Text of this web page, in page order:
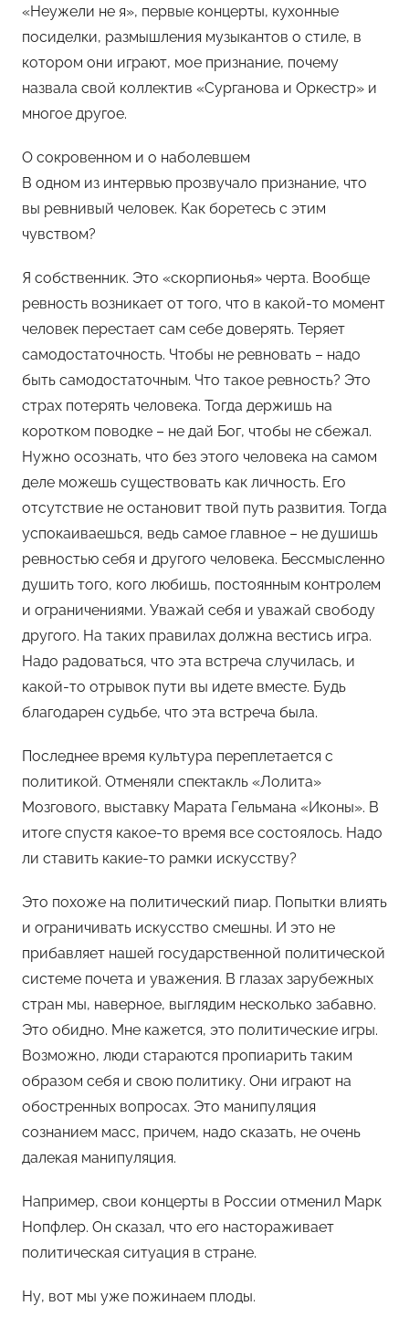
«Неужели не я», первые концерты, кухонные
посиделки, размышления музыкантов о стиле, в
котором они играют, мое признание, почему
назвала свой коллектив «Сурганова и Оркестр» и
многое другое.
О сокровенном и о наболевшем
В одном из интервью прозвучало признание, что
вы ревнивый человек. Как боретесь с этим
чувством?
Я собственник. Это «скорпионья» черта. Вообще
ревность возникает от того, что в какой-то момент
человек перестает сам себе доверять. Теряет
самодостаточность. Чтобы не ревновать – надо
быть самодостаточным. Что такое ревность? Это
страх потерять человека. Тогда держишь на
коротком поводке – не дай Бог, чтобы не сбежал.
Нужно осознать, что без этого человека на самом
деле можешь существовать как личность. Его
отсутствие не остановит твой путь развития. Тогда
успокаиваешься, ведь самое главное – не душишь
ревностью себя и другого человека. Бессмысленно
душить того, кого любишь, постоянным контролем
и ограничениями. Уважай себя и уважай свободу
другого. На таких правилах должна вестись игра.
Надо радоваться, что эта встреча случилась, и
какой-то отрывок пути вы идете вместе. Будь
благодарен судьбе, что эта встреча была.
Последнее время культура переплетается с
политикой. Отменяли спектакль «Лолита»
Мозгового, выставку Марата Гельмана «Иконы». В
итоге спустя какое-то время все состоялось. Надо
ли ставить какие-то рамки искусству?
Это похоже на политический пиар. Попытки влиять
и ограничивать искусство смешны. И это не
прибавляет нашей государственной политической
системе почета и уважения. В глазах зарубежных
стран мы, наверное, выглядим несколько забавно.
Это обидно. Мне кажется, это политические игры.
Возможно, люди стараются пропиарить таким
образом себя и свою политику. Они играют на
обостренных вопросах. Это манипуляция
сознанием масс, причем, надо сказать, не очень
далекая манипуляция.
Например, свои концерты в России отменил Марк
Нопфлер. Он сказал, что его настораживает
политическая ситуация в стране.
Ну, вот мы уже пожинаем плоды.